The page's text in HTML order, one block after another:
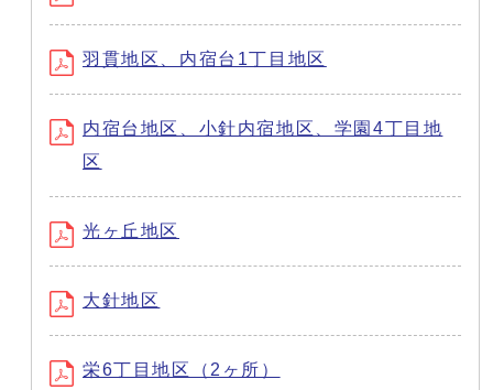
羽貫地区、内宿台1丁目地区
内宿台地区、小針内宿地区、学園4丁目地
区
光ヶ丘地区
大針地区
栄6丁目地区（2ヶ所）